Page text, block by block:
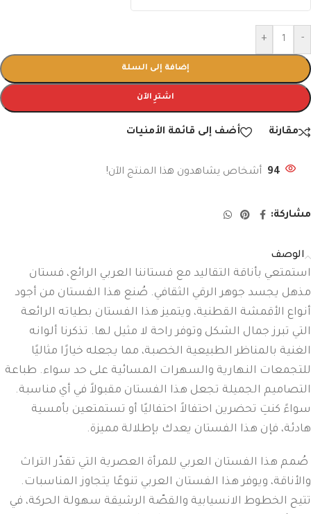
-
+
إضافة إلى السلة
اشترِ الآن
مقارنة أضف إلى قائمة الأمنيات
94 أشخاص يشاهدون هذا المنتج الآن!
مشاركة:
الوصف
استمتعي بأناقة التقاليد مع فستاننا العربي الرائع، فستان
مذهل يجسد جوهر الرقي الثقافي. صُنع هذا الفستان من أجود
أنواع الأقمشة القطنية، ويتميز هذا الفستان بطياته الرائعة
التي تبرز جمال الشكل وتوفر راحة لا مثيل لها. تذكرنا ألوانه
الغنية بالمناظر الطبيعية الخصبة، مما يجعله خيارًا مثاليًا
للتجمعات النهارية والسهرات المسائية على حد سواء. طباعة
التصاميم الجميلة تجعل هذا الفستان مقبولاً في أي مناسبة.
سواءً كنتِ تحضرين احتفالاً احتفاليًا أو تستمتعين بأمسية
هادئة، فإن هذا الفستان يعدك بإطلالة مميزة.
صُمم هذا الفستان العربي للمرأة العصرية التي تقدّر التراث
والأناقة، ويوفر هذا الفستان العربي تنوعًا يتجاوز المناسبات.
تتيح الخطوط الانسيابية والقصّة الرشيقة سهولة الحركة، في